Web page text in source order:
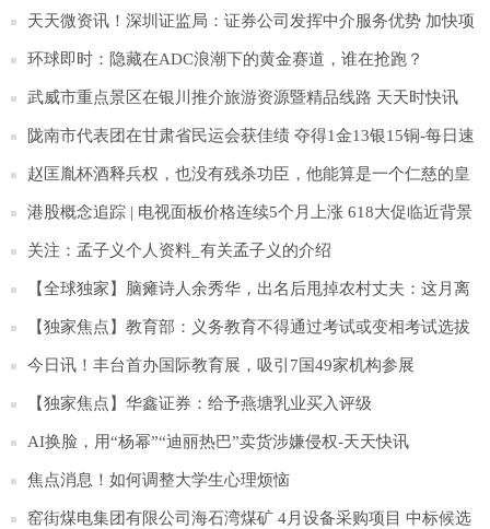
天天微资讯！深圳证监局：证券公司发挥中介服务优势 加快项
目申报
环球即时：隐藏在ADC浪潮下的黄金赛道，谁在抢跑？
武威市重点景区在银川推介旅游资源暨精品线路 天天时快讯
陇南市代表团在甘肃省民运会获佳绩 夺得1金13银15铜-每日速
递
赵匡胤杯酒释兵权，也没有残杀功臣，他能算是一个仁慈的皇
帝吗？|焦点快看
港股概念追踪 | 电视面板价格连续5个月上涨 618大促临近背景
下涨势望延续(附概念股)
关注：孟子义个人资料_有关孟子义的介绍
【全球独家】脑瘫诗人余秀华，出名后甩掉农村丈夫：这月离
婚15万，下个月10万
【独家焦点】教育部：义务教育不得通过考试或变相考试选拔
学生
今日讯！丰台首办国际教育展，吸引7国49家机构参展
【独家焦点】华鑫证券：给予燕塘乳业买入评级
AI换脸，用“杨幂”“迪丽热巴”卖货涉嫌侵权-天天快讯
焦点消息！如何调整大学生心理烦恼
窑街煤电集团有限公司海石湾煤矿 4月设备采购项目 中标候选